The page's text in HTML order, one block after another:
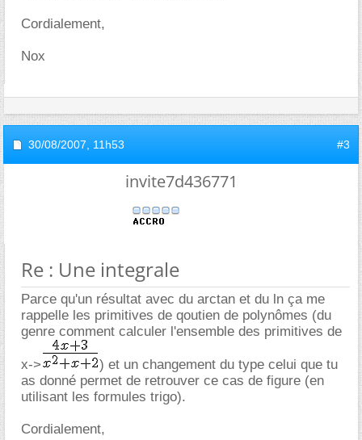
Cordialement,
Nox
30/08/2007, 11h53 #3
invite7d436771
Re : Une integrale
Parce qu'un résultat avec du arctan et du ln ça me
rappelle les primitives de qoutien de polynômes (du
genre comment calculer l'ensemble des primitives de
x->
) et un changement du type celui que tu
as donné permet de retrouver ce cas de figure (en
utilisant les formules trigo).
Cordialement,